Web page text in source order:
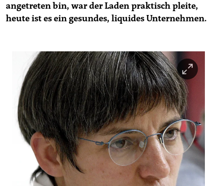
angetreten bin, war der Laden praktisch pleite,
heute ist es ein gesundes, liquides Unternehmen.